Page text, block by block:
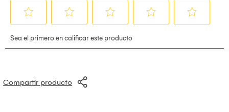
exceder la dosis recomendada.
Advertencia:
supervisión médica. Mantener en lugar fresco y seco, fuera
del alcance de los niños.
Compartir producto